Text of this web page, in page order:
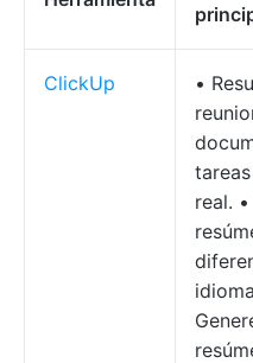
ClickUp
•
real.